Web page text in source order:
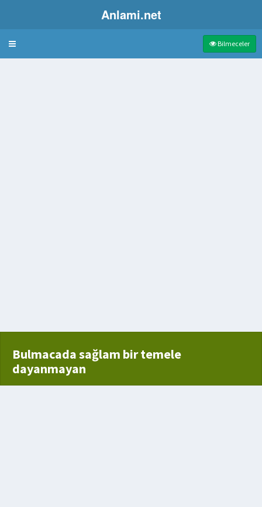
Anlami.net
Bulmaca Bilmeceler
Bulmacada sağlam bir temele
dayanmayan